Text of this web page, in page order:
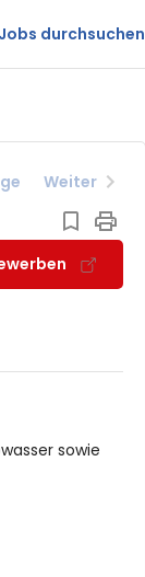
Jobs durchsuchen
Weiter
sowie